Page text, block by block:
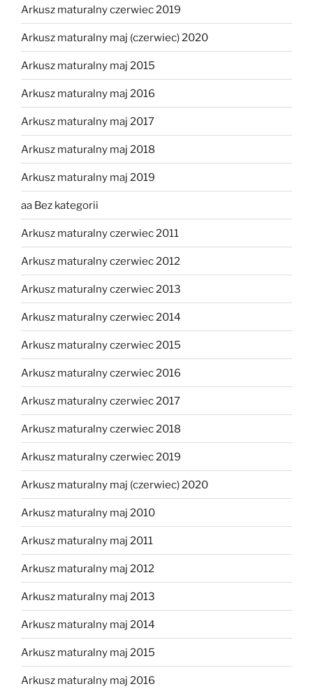
Arkusz maturalny czerwiec 2019
Arkusz maturalny maj (czerwiec) 2020
Arkusz maturalny maj 2015
Arkusz maturalny maj 2016
Arkusz maturalny maj 2017
Arkusz maturalny maj 2018
Arkusz maturalny maj 2019
aa Bez kategorii
Arkusz maturalny czerwiec 2011
Arkusz maturalny czerwiec 2012
Arkusz maturalny czerwiec 2013
Arkusz maturalny czerwiec 2014
Arkusz maturalny czerwiec 2015
Arkusz maturalny czerwiec 2016
Arkusz maturalny czerwiec 2017
Arkusz maturalny czerwiec 2018
Arkusz maturalny czerwiec 2019
Arkusz maturalny maj (czerwiec) 2020
Arkusz maturalny maj 2010
Arkusz maturalny maj 2011
Arkusz maturalny maj 2012
Arkusz maturalny maj 2013
Arkusz maturalny maj 2014
Arkusz maturalny maj 2015
Arkusz maturalny maj 2016